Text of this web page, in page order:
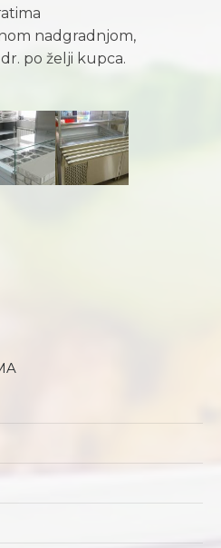
nadgradnjom,
po želji kupca.